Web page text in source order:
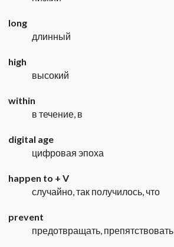
long
длинный
high
высокий
within
в течение, в
digital age
цифровая эпоха
happen to + V
случайно, так получилось, что
prevent
предотвращать, препятствовать